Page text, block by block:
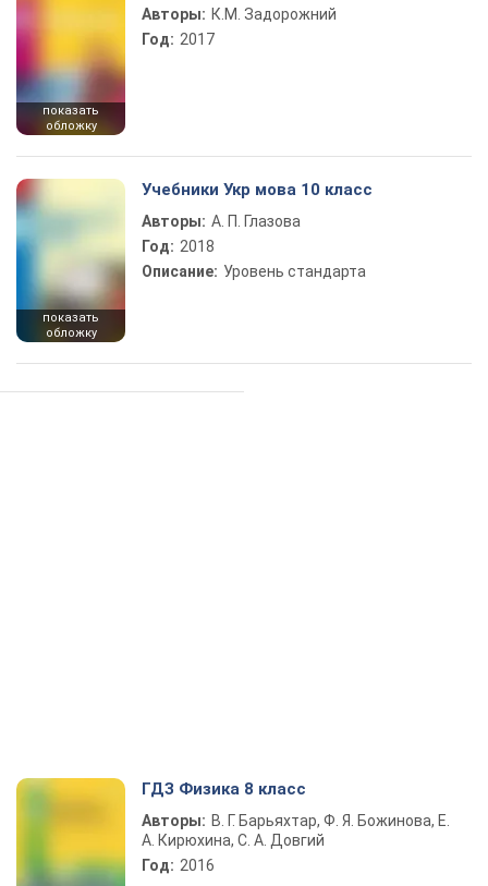
показать
обложку
Авторы: К.М. Задорожний
Год: 2017
показать
обложку
Учебники Укр мова 10 класс
Авторы: А. П. Глазова
Год: 2018
Описание: Уровень стандарта
ГДЗ Физика 8 класс
Авторы: В. Г. Барьяхтар, Ф. Я. Божинова, Е.
А. Кирюхина, С. А. Довгий
Год: 2016